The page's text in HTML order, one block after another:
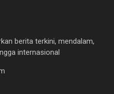
berita terkini, mendalam,
internasional